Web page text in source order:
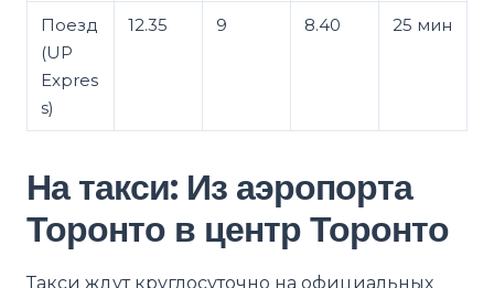
Поезд
(UP
Expres
s)
12.35 9 8.40 25 мин
На такси: Из аэропорта
Торонто в центр Торонто
Такси ждут круглосуточно на официальных